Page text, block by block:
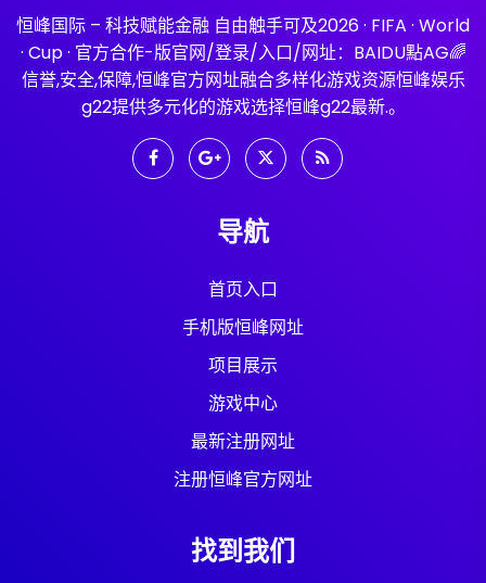
恒峰国际 – 科技赋能金融 自由触手可及2026 · FIFA · World
· Cup · 官方合作-版官网/登录/入口/网址：BAIDU點AG🌈
信誉,安全,保障,恒峰官方网址融合多样化游戏资源恒峰娱乐
g22提供多元化的游戏选择恒峰g22最新.。
导航
首页入口
手机版恒峰网址
项目展示
游戏中心
最新注册网址
注册恒峰官方网址
找到我们